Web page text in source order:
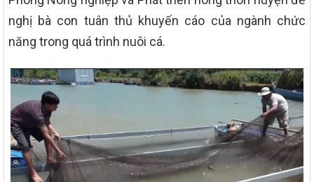
nghị bà con tuân thủ khuyến cáo của ngành chức
năng trong quá trình nuôi cá.